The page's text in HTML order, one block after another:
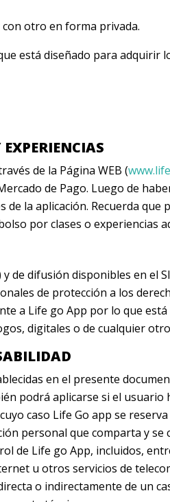
otro en forma privada.
está diseñado para adquirir
de la Página WEB (
de Pago. Luego de
la aplicación. Recuerda
por clases o
de difusión disponibles en el
de protección a los
a Life go App por lo que
digitales o de cualquier
en el presente
podrá aplicarse si el
caso Life Go app se
personal que comparta y
de Life go App, incluidos,
u otros servicios de
o indirectamente de un